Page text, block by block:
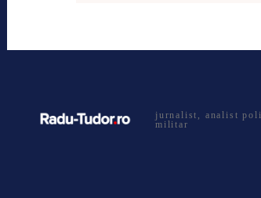
jurnalist, analist
militar